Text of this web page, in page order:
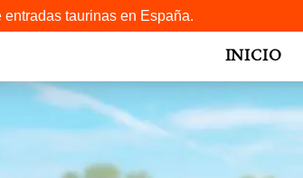
taurinas en España.
INICIO